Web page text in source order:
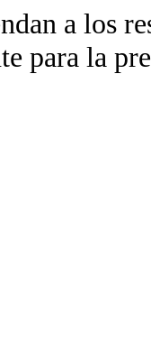
a los
para la